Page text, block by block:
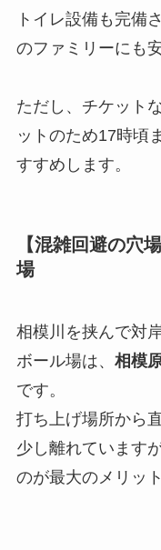
トイレ設備も完備
のファミリーにも
ただし、チケット
ットのため17時頃
すすめします。
【混雑回避の穴
場
相模川を挟んで対
ボール場は、 相模
です。
打ち上げ場所から
少し離れています
のが最大のメリット